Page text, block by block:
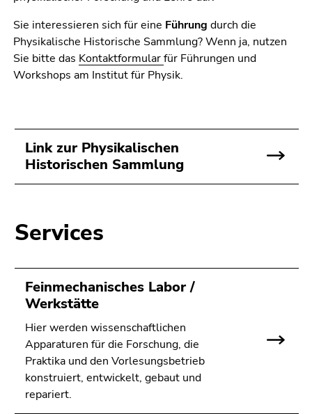
Sie interessieren sich für eine Führung durch die
Physikalische Historische Sammlung? Wenn ja, nutzen
Sie bitte das Kontaktformularfür Führungen und
Workshops am Institut für Physik.
Link zur Physikalischen
Historischen Sammlung
Services
Feinmechanisches Labor /
Werkstätte
Hier werden wissenschaftlichen
Apparaturen für die Forschung, die
Praktika und den Vorlesungsbetrieb
konstruiert, entwickelt, gebaut und
repariert.